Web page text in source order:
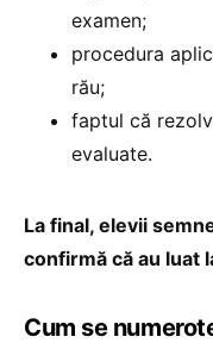
examen;
procedura
rău;
faptul că
evaluate.
La final, elevii
confirmă că au luat
Cum se